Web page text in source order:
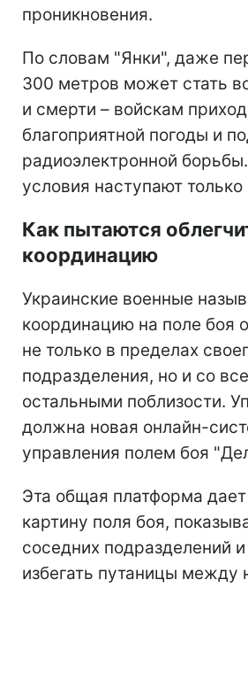
проникновения.
По словам "Янки", даже
300 метров может стать
и смерти – войскам
благоприятной погоды и
радиоэлектронной
условия наступают
Как пытаются
координацию
Украинские военные
координацию на поле боя
не только в пределах
подразделения, но и со
остальными поблизости.
должна новая онлайн-
управления полем боя
Эта общая платформа
картину поля боя,
соседних подразделений
избегать путаницы между